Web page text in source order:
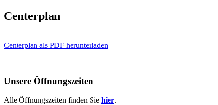
Centerplan
Centerplan als PDF herunterladen
Unsere Öffnungszeiten
Alle Öffnungszeiten finden Sie hier.